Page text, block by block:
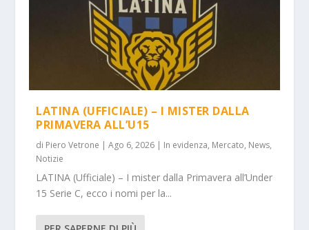
LATINA (UFFICIALE) – I MISTER DALLA
PRIMAVERA ALL’U15
di Piero Vetrone |Ago 6, 2026 | In evidenza, Mercato, News,
Notizie
LATINA (Ufficiale) – I mister dalla Primavera all’Under
15 Serie C, ecco i nomi per la...